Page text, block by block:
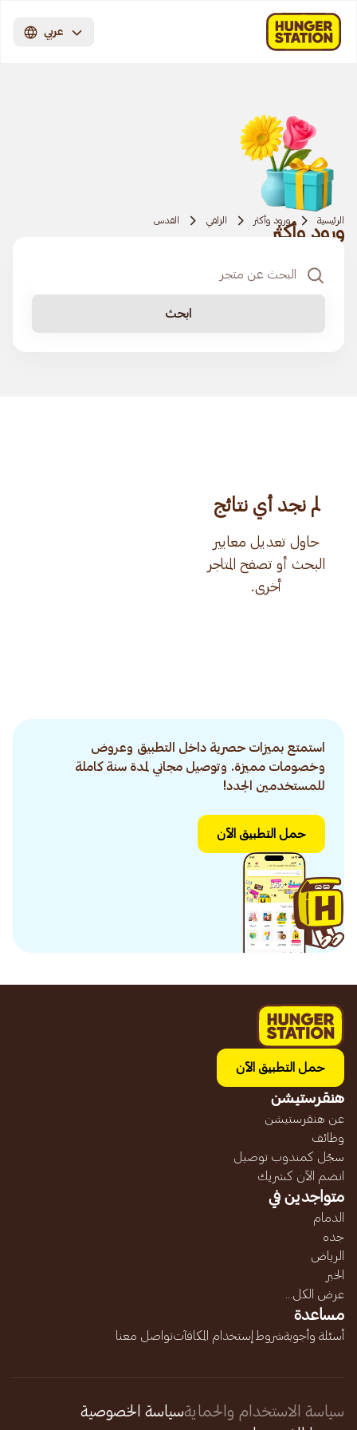
عربي
الرئيسية ورود وأكثر الزلفي القدس
ورود وأكثر
ابحث
لم نجد أي نتائج
حاول تعديل معايير
البحث أو تصفح المتاجر
أخرى.
استمتع بميزات حصرية داخل التطبيق وعروض
وخصومات مميزة. وتوصيل مجاني لمدة سنة كاملة
للمستخدمين الجدد!
حمل التطبيق الآن
حمل التطبيق الآن
هنقرستيشن
عن هنقرستيشن
وظائف
سجّل كمندوب توصيل
انضم الآن كشريك
متواجدين في
الدمام
جده
الرياض
الخبر
عرض الكل...
مساعدة
أسئلة وأجوبةشروط إستخدام المكافآتتواصل معنا
سياسة الاستخدام والحمايةسياسة الخصوصية